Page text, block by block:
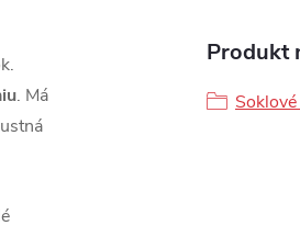
. Má
Produkt